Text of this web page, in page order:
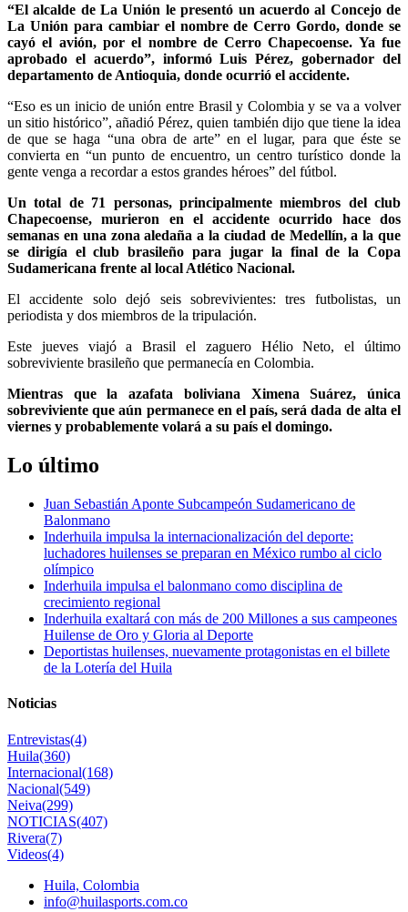
“El alcalde de La Unión le presentó un acuerdo al Concejo de
La Unión para cambiar el nombre de Cerro Gordo, donde se
cayó el avión, por el nombre de Cerro Chapecoense. Ya fue
aprobado el acuerdo”, informó Luis Pérez, gobernador del
departamento de Antioquia, donde ocurrió el accidente.
“Eso es un inicio de unión entre Brasil y Colombia y se va a volver
un sitio histórico”, añadió Pérez, quien también dijo que tiene la idea
de que se haga “una obra de arte” en el lugar, para que éste se
convierta en “un punto de encuentro, un centro turístico donde la
gente venga a recordar a estos grandes héroes” del fútbol.
Un total de 71 personas, principalmente miembros del club
Chapecoense, murieron en el accidente ocurrido hace dos
semanas en una zona aledaña a la ciudad de Medellín, a la que
se dirigía el club brasileño para jugar la final de la Copa
Sudamericana frente al local Atlético Nacional.
El accidente solo dejó seis sobrevivientes: tres futbolistas, un
periodista y dos miembros de la tripulación.
Este jueves viajó a Brasil el zaguero Hélio Neto, el último
sobreviviente brasileño que permanecía en Colombia.
Mientras que la azafata boliviana Ximena Suárez, única
sobreviviente que aún permanece en el país, será dada de alta el
viernes y probablemente volará a su país el domingo.
Lo último
Juan Sebastián Aponte Subcampeón Sudamericano de
Balonmano
Inderhuila impulsa la internacionalización del deporte:
luchadores huilenses se preparan en México rumbo al ciclo
olímpico
Inderhuila impulsa el balonmano como disciplina de
crecimiento regional
Inderhuila exaltará con más de 200 Millones a sus campeones
Huilense de Oro y Gloria al Deporte
Deportistas huilenses, nuevamente protagonistas en el billete
de la Lotería del Huila
Noticias
Entrevistas(4)
Huila(360)
Internacional(168)
Nacional(549)
Neiva(299)
NOTICIAS(407)
Rivera(7)
Videos(4)
Huila, Colombia
info@huilasports.com.co